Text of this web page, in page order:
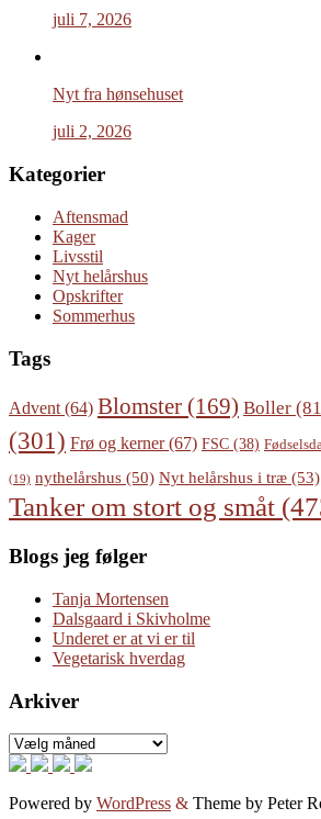
juli 7, 2026
Nyt fra hønsehuset
juli 2, 2026
Kategorier
Aftensmad
Kager
Livsstil
Nyt helårshus
Opskrifter
Sommerhus
Tags
Advent (64) Blomster (169) Boller
(301) Frø og kerner(67) FSC (38)
(19) nythelårshus (50) Nyt helårshus i træ (53)
Tanker om stort og småt
Blogs jeg følger
Tanja Mortensen
Dalsgaard i Skivholme
Underet er at vi er til
Vegetarisk hverdag
Arkiver
Arkiver
Powered by WordPress & Theme by Peter